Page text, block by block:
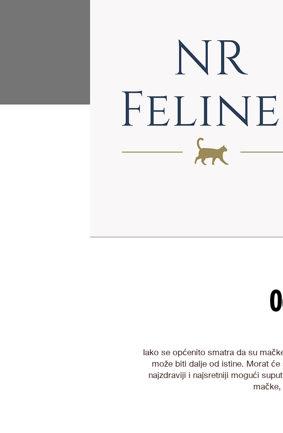
Iako se općenito smatra da su
može biti dalje od istine. Morat
najzdraviji i najsretniji mogući